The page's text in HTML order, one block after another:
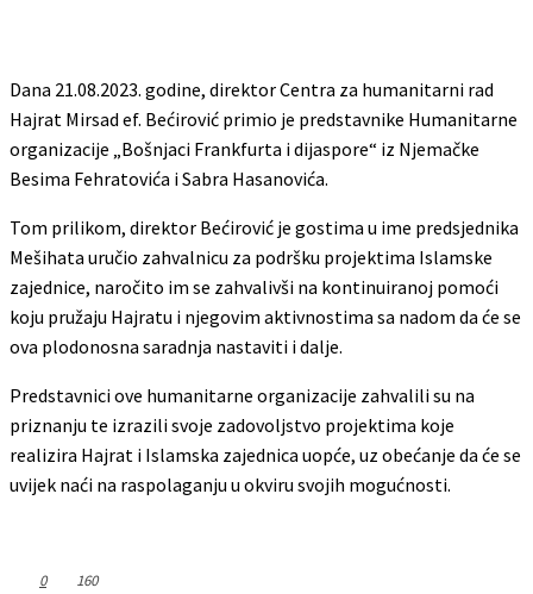
Dana 21.08.2023. godine, direktor Centra za humanitarni rad
Hajrat Mirsad ef. Bećirović primio je predstavnike Humanitarne
organizacije „Bošnjaci Frankfurta i dijaspore“ iz Njemačke
Besima Fehratovića i Sabra Hasanovića.
Tom prilikom, direktor Bećirović je gostima u ime predsjednika
Mešihata uručio zahvalnicu za podršku projektima Islamske
zajednice, naročito im se zahvalivši na kontinuiranoj pomoći
koju pružaju Hajratu i njegovim aktivnostima sa nadom da će se
ova plodonosna saradnja nastaviti i dalje.
Predstavnici ove humanitarne organizacije zahvalili su na
priznanju te izrazili svoje zadovoljstvo projektima koje
realizira Hajrat i Islamska zajednica uopće, uz obećanje da će se
uvijek naći na raspolaganju u okviru svojih mogućnosti.
0 160